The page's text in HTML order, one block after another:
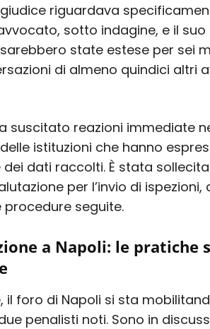
riguardava
sotto indagine, e il
state estese per sei
di almeno quindici altri
suscitato reazioni immediate
istituzioni che hanno
dati raccolti. È stata
per l’invio di
seguite.
a Napoli: le pratiche
il foro di Napoli si sta
penalisti noti. Sono in